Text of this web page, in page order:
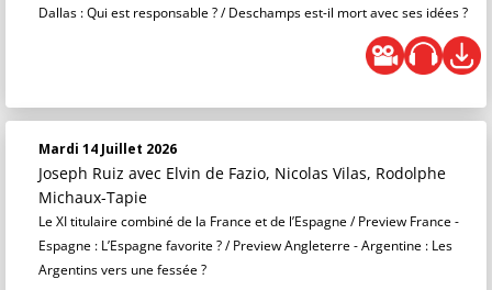
Dallas : Qui est responsable ? / Deschamps est-il mort avec ses idées ?
Mardi 14 Juillet 2026
Joseph Ruiz avec Elvin de Fazio, Nicolas Vilas, Rodolphe
Michaux-Tapie
Le XI titulaire combiné de la France et de l’Espagne / Preview France -
Espagne : L’Espagne favorite ? / Preview Angleterre - Argentine : Les
Argentins vers une fessée ?